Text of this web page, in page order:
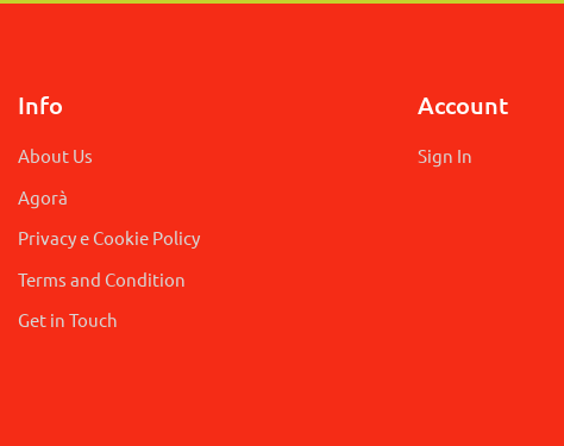
Info
About Us
Agorà
Privacy e Cookie Policy
Terms and Condition
Get in Touch
Account
Sign In